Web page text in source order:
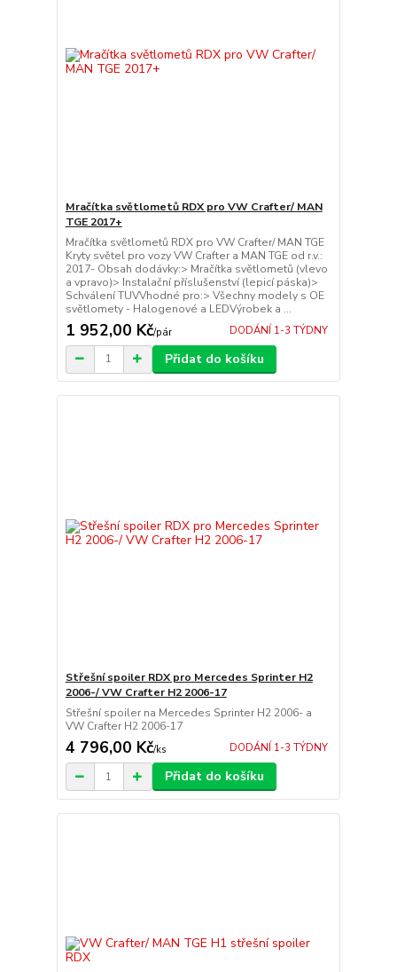
Mračítka světlometů RDX pro VW Crafter/ MAN
TGE 2017+
Mračítka světlometů RDX pro VW Crafter/ MAN TGE
Kryty světel pro vozy VW Crafter a MAN TGE od r.v.:
2017- Obsah dodávky:> Mračítka světlometů (vlevo
a vpravo)> Instalační příslušenství (lepicí páska)>
Schválení TUVVhodné pro:> Všechny modely s OE
světlomety - Halogenové a LEDVýrobek a ...
1 952,00 Kč/pár DODÁNÍ 1-3 TÝDNY
Přidat do košíku
Střešní spoiler RDX pro Mercedes Sprinter H2
2006-/ VW Crafter H2 2006-17
Střešní spoiler na Mercedes Sprinter H2 2006- a
VW Crafter H2 2006-17
4 796,00 Kč/ks DODÁNÍ 1-3 TÝDNY
Přidat do košíku